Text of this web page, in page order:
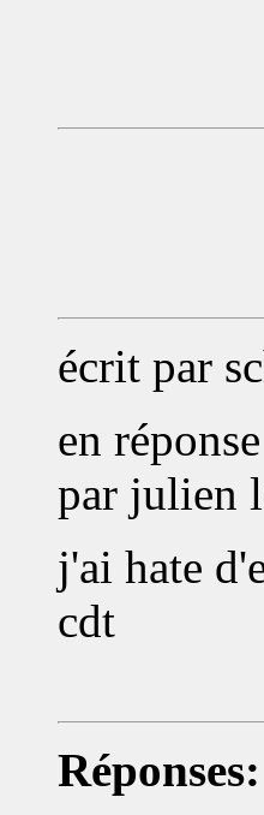
écrit par
en
par julien
j'ai hate
cdt
Réponses: